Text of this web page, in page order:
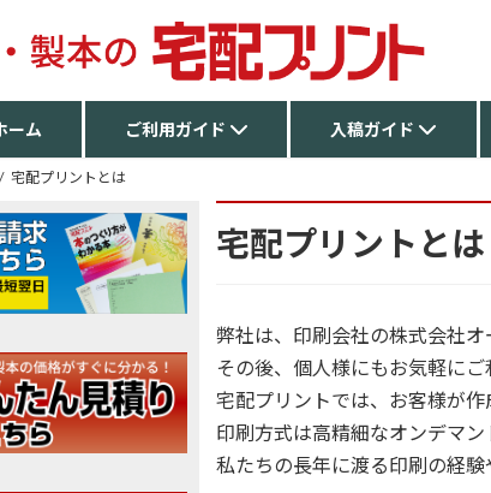
ーム ご利用ガイド 入稿ガイド
宅配プリントとは
宅配プリントとは
弊社は、印刷会社の株式会社オ
その後、個人様にもお気軽に
宅配プリントでは、お客様が
印刷方式は高精細なオンデマン
私たちの長年に渡る印刷の経